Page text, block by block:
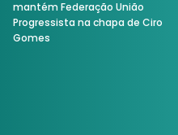
mantém Federação União
Progressista na chapa de Ciro
Gomes